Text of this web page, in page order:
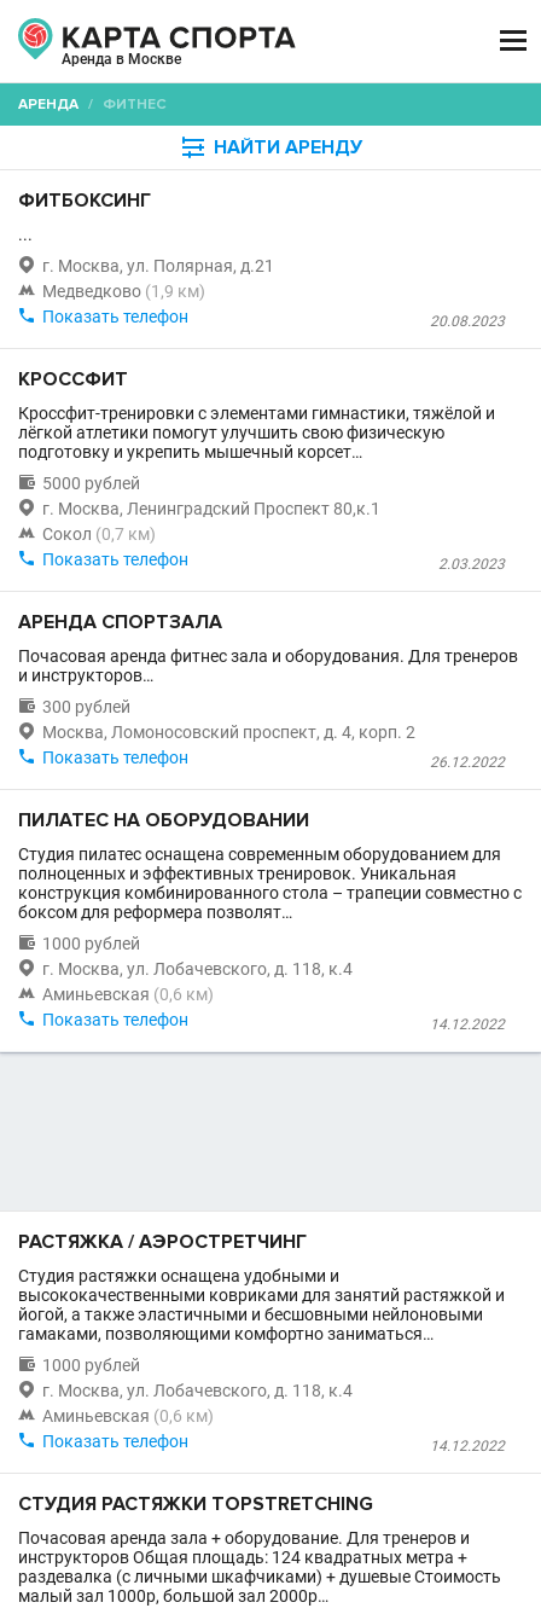
Аренда в Москве

АРЕНДА / ФИТНЕС
 НАЙТИ АРЕНДУ
ФИТБОКСИНГ
...
 г. Москва, ул. Полярная, д.21
 Медведково (1,9 км)
20.08.2023
 Показать телефон
КРОССФИТ
Кроссфит-тренировки с элементами гимнастики, тяжёлой и
лёгкой атлетики помогут улучшить свою физическую
подготовку и укрепить мышечный корсет…
 5000 рублей
 г. Москва, Ленинградский Проспект 80,к.1
 Сокол (0,7 км)
2.03.2023
 Показать телефон
АРЕНДА СПОРТЗАЛА
Почасовая аренда фитнес зала и оборудования. Для тренеров
и инструкторов…
 300 рублей
 Москва, Ломоносовский проспект, д. 4, корп. 2
26.12.2022
 Показать телефон
ПИЛАТЕС НА ОБОРУДОВАНИИ
Студия пилатес оснащена современным оборудованием для
полноценных и эффективных тренировок. Уникальная
конструкция комбинированного стола – трапеции совместно с
боксом для реформера позволят…
 1000 рублей
 г. Москва, ул. Лобачевского, д. 118, к.4
 Аминьевская (0,6 км)
14.12.2022
 Показать телефон
РАСТЯЖКА / АЭРОСТРЕТЧИНГ
Студия растяжки оснащена удобными и
высококачественными ковриками для занятий растяжкой и
йогой, а также эластичными и бесшовными нейлоновыми
гамаками, позволяющими комфортно заниматься…
 1000 рублей
 г. Москва, ул. Лобачевского, д. 118, к.4
 Аминьевская (0,6 км)
14.12.2022
 Показать телефон
СТУДИЯ РАСТЯЖКИ TOPSTRETCHING
Почасовая аренда зала + оборудование. Для тренеров и
инструкторов Общая площадь: 124 квадратных метра +
раздевалка (с личными шкафчиками) + душевые Стоимость
малый зал 1000р, большой зал 2000р…